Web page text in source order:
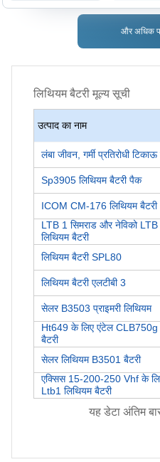
और अधिक
लिथियम बैटरी मूल्य सूची
उत्पाद का नाम
लंबा जीवन, गर्मी प्रतिरोधी
Sp3905 लिथियम बैटरी पैक
ICOM CM-176 लिथियम बैटरी
LTB 1 सिमराड और नेविको
लिथियम बैटरी
लिथियम बैटरी SPL80
लिथियम बैटरी एलटीबी 3
सेलर B3503 प्राइमरी लिथियम
Ht649 के लिए एंटेल CLB750g
बैटरी
सेलर लिथियम B3501 बैटरी
एक्सिस 15-200-250 Vhf के
Ltb1 लिथियम बैटरी
यह डेटा अंतिम